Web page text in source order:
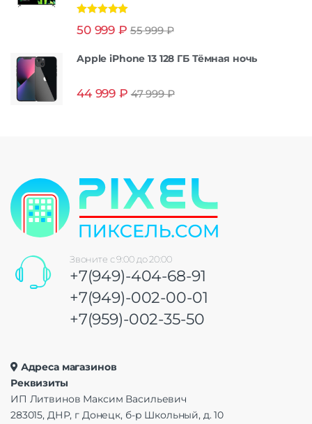
из 5
50 999 ₽ 55 999₽
Apple iPhone 13 128 ГБ Тёмная ночь
44 999 ₽ 47 999₽
Звоните с 9:00 до 20:00
+7(949)-404-68-91
+7(949)-002-00-01
+7(959)-002-35-50
Адреса магазинов
Реквизиты
ИП Литвинов Максим Васильевич
283015, ДНР, г Донецк, б-р Школьный, д. 10